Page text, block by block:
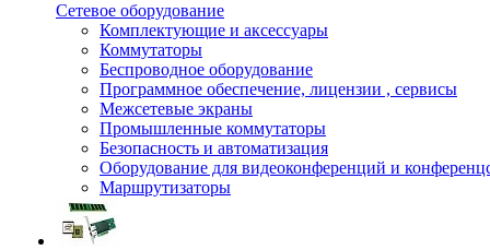
Сетевое оборудование
Комплектующие и аксессуары
Коммутаторы
Беспроводное оборудование
Программное обеспечение, лицензии , сервисы
Межсетевые экраны
Промышленные коммутаторы
Безопасность и автоматизация
Оборудование для видеоконференций и
Маршрутизаторы